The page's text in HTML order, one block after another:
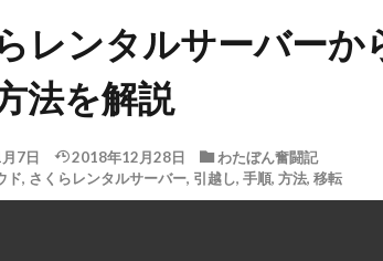
レンタルサーバーか
法を解説
7日 2018年12月28日
わたぼん奮闘記
ド, さくらレンタルサーバー, 引越し, 手順, 方法, 移転